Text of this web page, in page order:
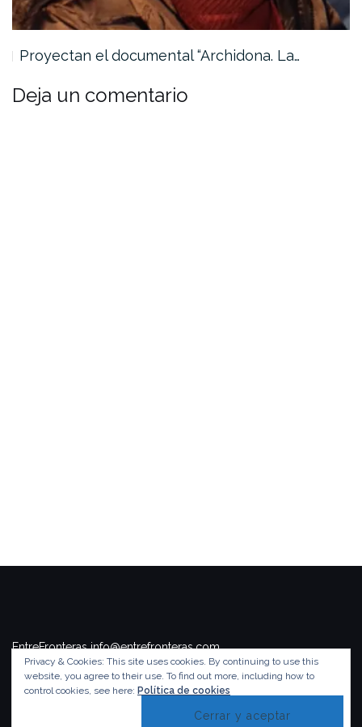
Proyectan el documental “Archidona. La…
Deja un comentario
EntreFronteras info@entrefronteras.com
Tema deColorlib . Funciona conWordPress.
Privacy & Cookies: This site uses cookies. By continuing to use this
website, you agree to their use. To find out more, including how to
control cookies, see here: Política de cookies